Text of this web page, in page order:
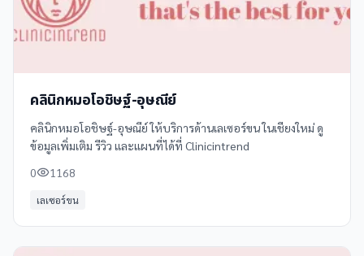
คลินิกหมอโอชิษฐ์-อุษณีย์
คลินิกหมอโอชิษฐ์-อุษณีย์ ให้บริการด้านเลเซอร์ขน ในเชียงใหม่ ดู
ข้อมูลเพิ่มเติม รีวิว และแผนที่ได้ที่ Clinicintrend
0
1168
เลเซอร์ขน